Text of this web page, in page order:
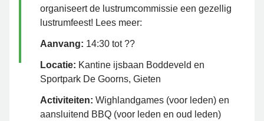
organiseert de lustrumcommissie een gezellig
lustrumfeest! Lees meer:
Aanvang: 14:30 tot ??
Locatie: Kantine ijsbaan Boddeveld en
Sportpark De Goorns, Gieten
Activiteiten: Wighlandgames (voor leden) en
aansluitend BBQ (voor leden en oud leden)